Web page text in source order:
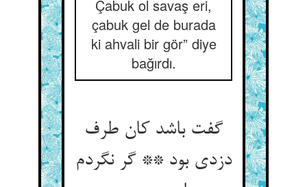
Çabuk ol savaş eri,
çabuk gel de burada
ki ahvali bir gör” diye
bağırdı.
گفت باشد کان طرف
دزدی بود ** گر نگردم